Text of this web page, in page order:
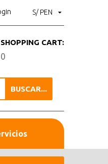
S/ PEN
SHOPPING CART:
0
BUSCAR...